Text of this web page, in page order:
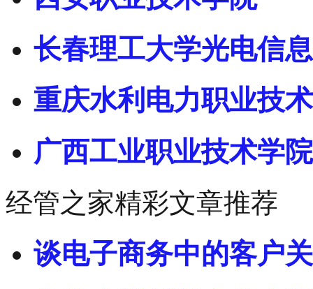
长春理工大学光电信
重庆水利电力职业技
广西工业职业技术学院
经管之家精彩文章推荐
谈电子商务中的客户